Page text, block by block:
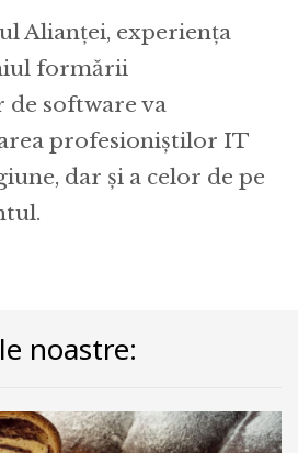
Alianței, experiența
formării
software va
profesioniștilor IT
dar și a celor de pe
noastre: